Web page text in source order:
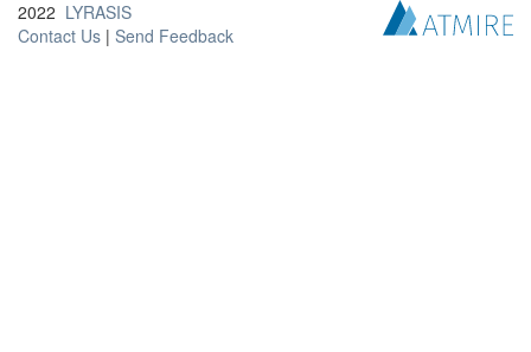
2022 LYRASIS
Contact Us | Send Feedback